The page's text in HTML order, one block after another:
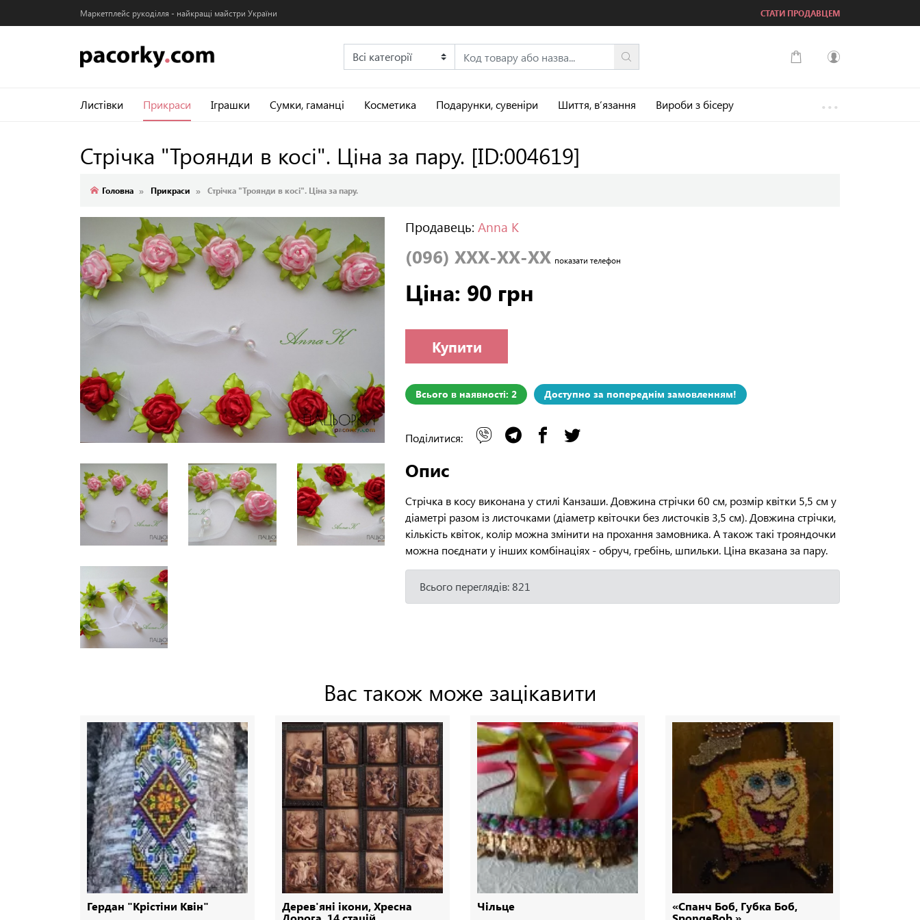
Маркетплейс рукоділля - найкращі майстри України СТАТИ ПРОДАВЦЕМ
...
Листівки Прикраси Іграшки Сумки, гаманці Косметика Подарунки, сувеніри Шиття, в’язання Вироби з бісеру
Стрічка "Троянди в косі". Ціна за пару. [ID:004619]
Головна Прикраси Стрічка "Троянди в косі". Ціна за пару.
Продавець: Anna K
(096) XXX-XX-XX показати телефон
Ціна: 90 грн
Купити
Всього в наявності: 2 Доступно за попереднім замовленням!
Поділитися:
Опис
Стрічка в косу виконана у стилі Канзаши. Довжина стрічки 60 см, розмір квітки 5,5 см у
діаметрі разом із листочками (діаметр квіточки без листочків 3,5 см). Довжина стрічки,
кількість квіток, колір можна змінити на прохання замовника. А також такі трояндочки
можна поєднати у інших комбінаціях - обруч, гребінь, шпильки. Ціна вказана за пару.
Всього переглядів: 821
Вас також може зацікавити
Гердан "Крістіни Квін"
Дерев'яні ікони, Хресна
Чільце
«Спанч Боб, Губка Боб,